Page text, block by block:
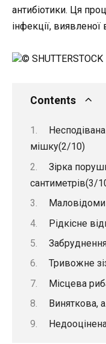
антибіотики. Ця
інфекції, виявленої
© SHUTTERSTOCK
Contents
мішку(2/10)
Зірка
сантиметрів(3/
Рідкісне
Тривожне
Місцева
Виняткова,